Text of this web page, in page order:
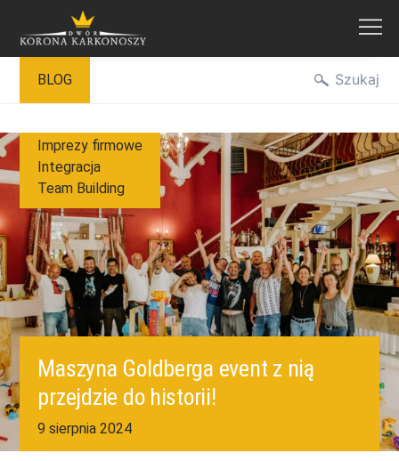
treści
BLOG
Maszyna Goldberga event z nią
przejdzie do historii!
9 sierpnia 2024
Imprezy firmowe
Integracja
Team Building